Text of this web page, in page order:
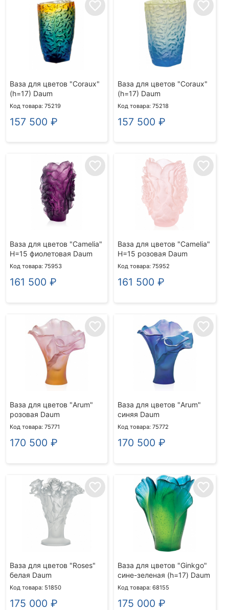
favorite_border
Ваза для цветов "Coraux"
(h=17) Daum
Код товара: 75219
157 500 ₽
favorite_border
Ваза для цветов "Coraux"
(h=17) Daum
Код товара: 75218
157 500 ₽
favorite_border
Ваза для цветов "Camelia"
H=15 фиолетовая Daum
Код товара: 75953
161 500 ₽
favorite_border
Ваза для цветов "Camelia"
H=15 розовая Daum
Код товара: 75952
161 500 ₽
favorite_border
Ваза для цветов "Arum"
розовая Daum
Код товара: 75771
170 500 ₽
favorite_border
Ваза для цветов "Arum"
синяя Daum
Код товара: 75772
170 500 ₽
favorite_border
Ваза для цветов "Roses"
белая Daum
Код товара: 51850
175 000 ₽
favorite_border
Ваза для цветов "Ginkgo"
сине-зеленая (h=17) Daum
Код товара: 68155
175 000 ₽